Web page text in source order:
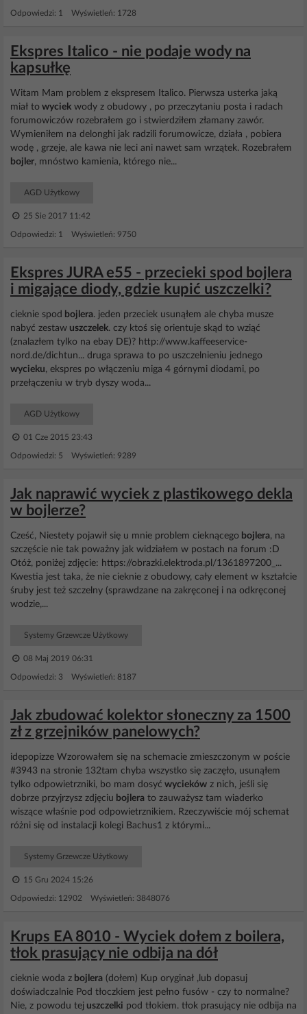
Odpowiedzi: 1 Wyświetleń: 1728
Ekspres Italico - nie podaje wody na
kapsułkę
Witam Mam problem z ekspresem Italico. Pierwsza usterka jaką
miał to wyciek wody z obudowy , po przeczytaniu posta i radach
forumowiczów rozebrałem go i stwierdziłem złamany zawór.
Wymieniłem na delonghi jak radzili forumowicze, działa , pobiera
wodę , grzeje, ale kawa nie leci ani nawet sam wrzątek. Rozebrałem
bojler, mnóstwo kamienia, którego nie...
AGD Użytkowy
25 Sie 2017 11:42
Odpowiedzi: 1 Wyświetleń: 9750
Ekspres JURA e55 - przecieki spod bojlera
i migające diody, gdzie kupić uszczelki?
cieknie spod bojlera. jeden przeciek usunąłem ale chyba musze
nabyć zestaw uszczelek. czy ktoś się orientuje skąd to wziąć
(znalazłem tylko na ebay DE)? http://www.kaffeeservice-
nord.de/dichtun... druga sprawa to po uszczelnieniu jednego
wycieku, ekspres po włączeniu miga 4 górnymi diodami, po
przełączeniu w tryb dyszy woda...
AGD Użytkowy
01 Cze 2015 23:43
Odpowiedzi: 5 Wyświetleń: 9289
Jak naprawić wyciek z plastikowego dekla
w bojlerze?
Cześć, Niestety pojawił się u mnie problem cieknącego bojlera, na
szczęście nie tak poważny jak widziałem w postach na forum :D
Otóż, poniżej zdjęcie: https://obrazki.elektroda.pl/1361897200_...
Kwestia jest taka, że nie cieknie z obudowy, cały element w kształcie
śruby jest też szczelny (sprawdzane na zakręconej i na odkręconej
wodzie,...
Systemy Grzewcze Użytkowy
08 Maj 2019 06:31
Odpowiedzi: 3 Wyświetleń: 8187
Jak zbudować kolektor słoneczny za 1500
zł z grzejników panelowych?
idepopizze Wzorowałem się na schemacie zmieszczonym w poście
#3943 na stronie 132tam chyba wszystko się zaczęło, usunąłem
tylko odpowietrzniki, bo mam dosyć wycieków z nich, jeśli się
dobrze przyjrzysz zdjęciu bojlera to zauważysz tam wiaderko
wiszące właśnie pod odpowietrznikiem. Rzeczywiście mój schemat
różni się od instalacji kolegi Bachus1 z którymi...
Systemy Grzewcze Użytkowy
15 Gru 2024 15:26
Odpowiedzi: 12902 Wyświetleń: 3848076
Krups EA 8010 - Wyciek dołem z boilera,
tłok prasujący nie odbija na dół
cieknie woda z bojlera (dołem) Kup oryginał ,lub dopasuj
doświadczalnie Pod tłoczkiem jest pełno fusów - czy to normalne?
Nie, z powodu tej uszczelki pod tłokiem. tłok prasujący nie odbija na